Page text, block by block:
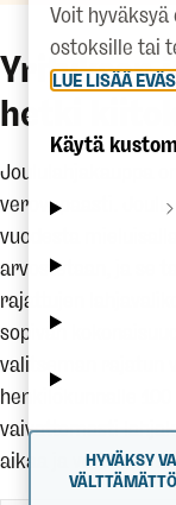
Yrityksen
hetki
Joululahjakauppa
verovapaasti. Joulu
vuodesta
arvostetaan, ja se
rajattujen
sopivan
valitseman rajatun
henkilökunnalle
vaivattomasti
aikaa ja voit
Voit
ostoksille tai
LUE LISÄÄ
Käytä
HYVÄKSY